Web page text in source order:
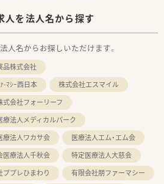
人を法人名から探す
人名からお探しいただけます。
品株式会社
-ﾏｼｰ西日本
株式会社エスマイル
式会社フォーリーフ
療法人メディカルパーク
療法人ワカサ会
医療法人エム・エム会
医療法人千秋会
特定医療法人大慈会
ププレひまわり
有限会社朋ファーマシー